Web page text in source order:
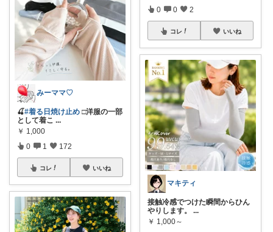
みーママ♡
🍒#着る日焼け止め □洋服の一部
として着こ ...
￥ 1,000
0 1 172
コレ いいね
0 0 2
コレ いいね
マキティ
接触冷感でつけた瞬間からひん
やりします。 ...
￥ 1,000～